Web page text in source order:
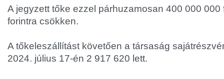
A jegyzett tőke ezzel párhuzamosan 400 000 000
forintra csökken.
A tőkeleszállítást követően a társaság
2024. július 17-én 2 917 620 lett.